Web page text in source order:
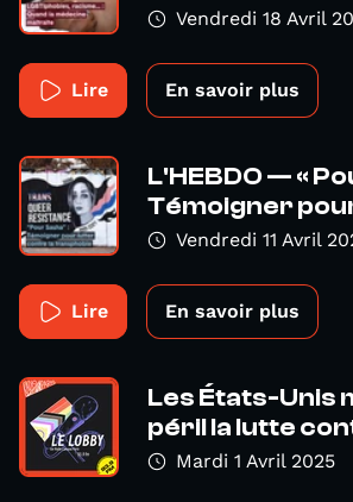
Vendredi 18 Avril
Lire En savoir plus
L'HEBDO — «
Témoigner
Vendredi 11 Avril
Lire En savoir plus
Les États-Unis
péril la lutte
Mardi 1 Avril 2025